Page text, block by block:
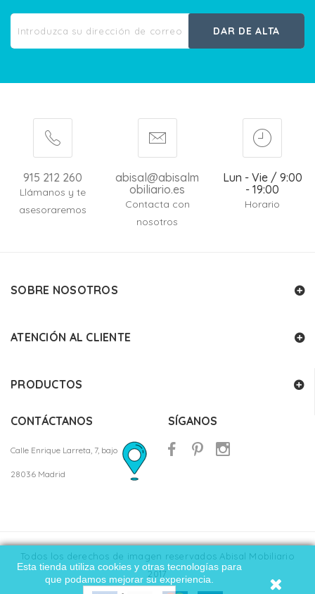
Esta tienda utiliza cookies y otras tecnologías para
que podamos mejorar su experiencia.
DAR DE ALTA
915 212 260
Llámanos y te
asesoraremos
abisal@abisalm
obiliario.es
Contacta con
nosotros
Lun - Vie / 9:00
- 19:00
Horario
SOBRE NOSOTROS
ATENCIÓN AL CLIENTE
PRODUCTOS
CONTÁCTANOS
Calle Enrique Larreta, 7, bajo
28036 Madrid
SÍGANOS
Todos los derechos de imagen reservados Abisal Mobiliario
2017